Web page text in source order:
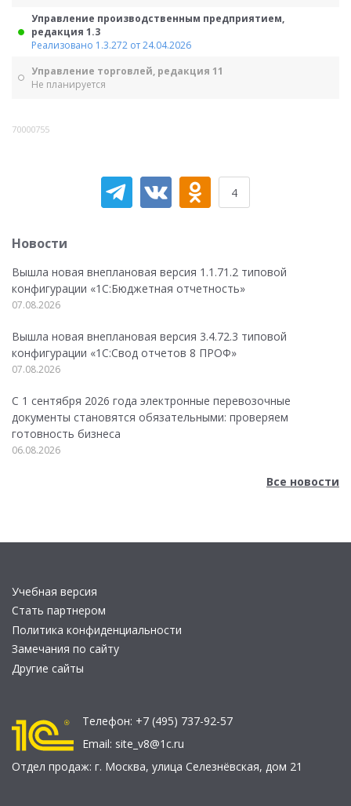
Управление производственным предприятием,
редакция 1.3
Реализовано 1.3.272 от 24.04.2026
Управление торговлей, редакция 11
Не планируется
70000755
4
Новости
Вышла новая внеплановая версия 1.1.71.2 типовой
конфигурации «1C:Бюджетная отчетность»
07.08.2026
Вышла новая внеплановая версия 3.4.72.3 типовой
конфигурации «1C:Свод отчетов 8 ПРОФ»
07.08.2026
С 1 сентября 2026 года электронные перевозочные
документы становятся обязательными: проверяем
готовность бизнеса
06.08.2026
Все новости
Учебная версия
Стать партнером
Политика конфиденциальности
Замечания по сайту
Другие сайты
Телефон: +7 (495) 737-92-57
Email: site_v8@1c.ru
Отдел продаж: г. Москва, улица Селезнёвская, дом 21